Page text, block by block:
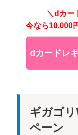
＼dカー
今なら10,000
dカードレ
ギガゴ
ペーン